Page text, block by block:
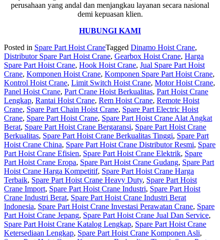
perusahaan yang andal dan menjangkau layanan secara nasional
demi kepuasan klien.
HUBUNGI KAMI
Posted in Spare Part Hoist CraneTagged Dinamo Hoist Crane,
Distributor Spare Part Hoist Crane, Gearbox Hoist Crane, Harga
Spare Part Hoist Crane, Hook Hoist Crane, Jual Spare Part Hoist
Crane, Komponen Hoist Crane, Komponen Spare Part Hoist Crane,
Kontrol Hoist Crane, Limit Switch Hoist Crane, Motor Hoist Crane,
Panel Hoist Crane, Part Crane Hoist Berkualitas, Part Hoist Crane
Lengkap, Rantai Hoist Crane, Rem Hoist Crane, Remote Hoist
Crane, Spare Part Chain Hoist Crane, Spare Part Electric Hoist
Crane, Spare Part Hoist Crane, Spare Part Hoist Crane Alat Angkat
Berat, Spare Part Hoist Crane Bergaransi, Spare Part Hoist Crane
Berkualitas, Spare Part Hoist Crane Berkualitas Tinggi, Spare Part
Hoist Crane China, Spare Part Hoist Crane Distributor Resmi, Spare
Part Hoist Crane Efisien, Spare Part Hoist Crane Elektrik, Spare
Part Hoist Crane Eropa, Spare Part Hoist Crane Gudang, Spare Part
Hoist Crane Harga Kompetitif, Spare Part Hoist Crane Harga
Terbaik, Spare Part Hoist Crane Heavy Duty, Spare Part Hoist
Crane Import, Spare Part Hoist Crane Industri, Spare Part Hoist
Crane Industri Berat, Spare Part Hoist Crane Industri Berat
Indonesia, Spare Part Hoist Crane Investasi Perawatan Crane, Spare
Part Hoist Crane Jepang, Spare Part Hoist Crane Jual Dan Service,
Spare Part Hoist Crane Katalog Lengkap, Spare Part Hoist Crane
Ketersediaan Lengkap, Spare Part Hoist Crane Komponen Asli,